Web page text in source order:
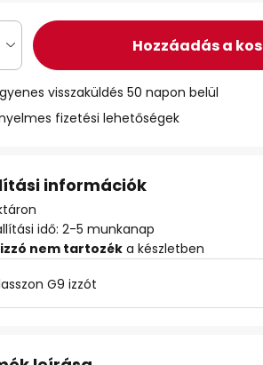
Hozzáadás a
visszaküldés 50 napon belül
fizetési lehetőségek
információk
idő: 2-5 munkanap
izzó nem tartozéka készletben
G9 izzót